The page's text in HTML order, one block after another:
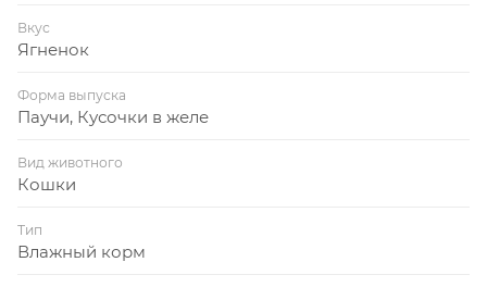
Вкус
Ягненок
Форма выпуска
Паучи, Кусочки в желе
Вид животного
Кошки
Тип
Влажный корм